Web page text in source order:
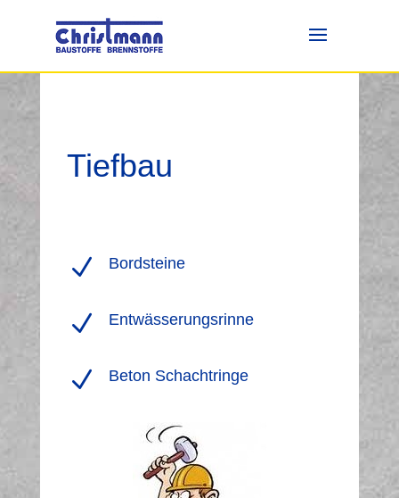
Tiefbau
N Bordsteine
N Entwässerungsrinne
N Beton Schachtringe